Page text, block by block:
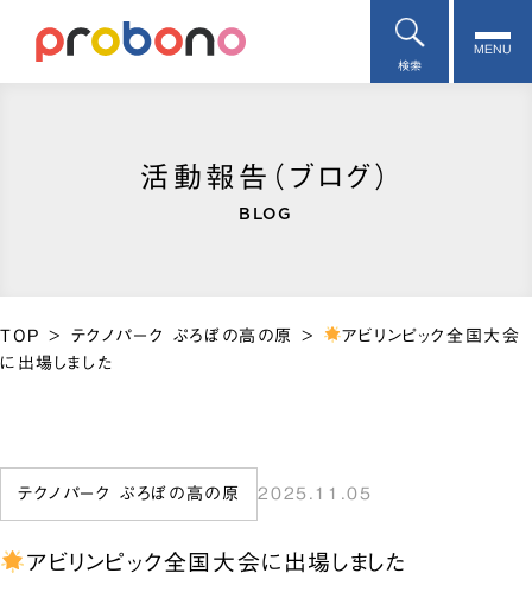
検索
MENU
活動報告（ブログ）
BLOG
TOP > テクノパーク ぷろぼの高の原 >
アビリンピック全国大会
に出場しました
テクノパーク ぷろぼの高の原 2025.11.05
アビリンピック全国大会に出場しました